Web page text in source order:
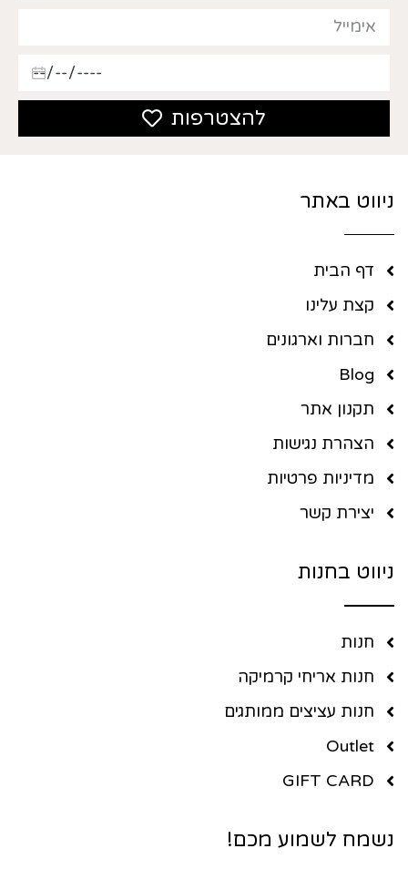
להצטרפות
ניווט באתר
דף הבית
קצת עלינו
חברות וארגונים
Blog
תקנון אתר
הצהרת נגישות
מדיניות פרטיות
יצירת קשר
ניווט בחנות
חנות
חנות אריחי קרמיקה
חנות עציצים ממותגים
Outlet
GIFT CARD
נשמח לשמוע מכם!